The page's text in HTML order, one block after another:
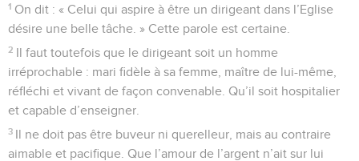
1 On dit : « Celui qui aspire à être un dirigeant dans l’Eglise
désire une belle tâche. » Cette parole est certaine.
2 Il faut toutefois que le dirigeant soit un homme
irréprochable : mari fidèle à sa femme, maître de lui-même,
réfléchi et vivant de façon convenable. Qu’il soit hospitalier
et capable d’enseigner.
3 Il ne doit pas être buveur ni querelleur, mais au contraire
aimable et pacifique. Que l’amour de l’argent n’ait sur lui